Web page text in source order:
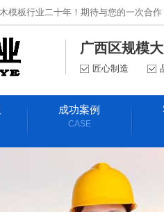
模板行业二十年！期待与您的一次合作
广西区规模
匠心制造
成功案例
CASE